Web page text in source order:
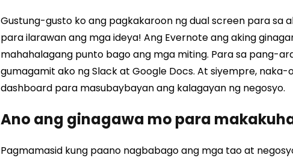
Gustung-gusto ko ang pagkakaroon ng dual screen para sa
para ilarawan ang mga ideya! Ang Evernote ang aking
mahahalagang punto bago ang mga miting. Para sa pang-
gumagamit ako ng Slack at Google Docs. At siyempre,
dashboard para masubaybayan ang kalagayan ng negosyo.
Ano ang ginagawa mo para
Pagmamasid kung paano nagbabago ang mga tao at